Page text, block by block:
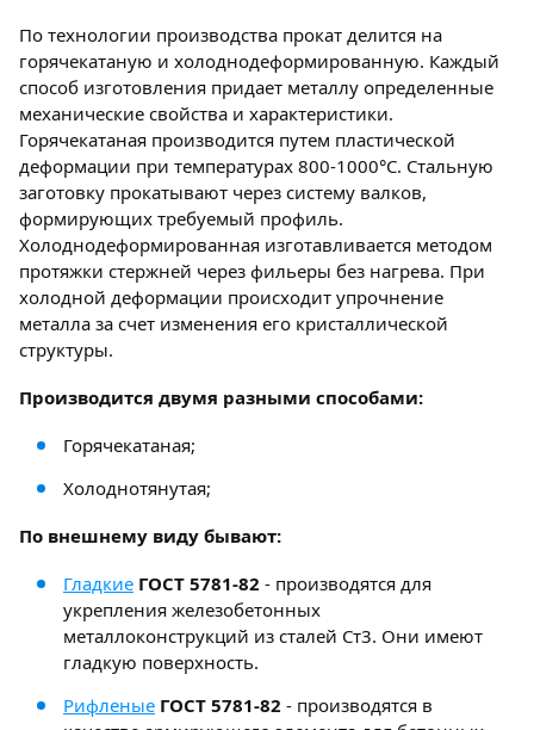
По технологии производства прокат делится на
горячекатаную и холоднодеформированную. Каждый
способ изготовления придает металлу определенные
механические свойства и характеристики.
Горячекатаная производится путем пластической
деформации при температурах 800-1000°C. Стальную
заготовку прокатывают через систему валков,
формирующих требуемый профиль.
Холоднодеформированная изготавливается методом
протяжки стержней через фильеры без нагрева. При
холодной деформации происходит упрочнение
металла за счет изменения его кристаллической
структуры.
Производится двумя разными способами:
Горячекатаная;
Холоднотянутая;
По внешнему виду бывают:
Гладкие ГОСТ 5781-82 - производятся для
укрепления железобетонных
металлоконструкций из сталей Ст3. Они имеют
гладкую поверхность.
Рифленые ГОСТ 5781-82 - производятся в